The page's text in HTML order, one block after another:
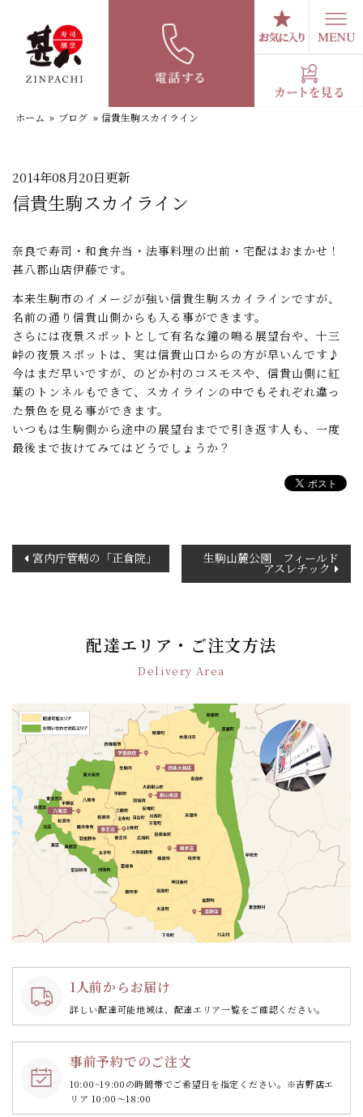
スタッフブログ
ホーム » ブログ » 信貴生駒スカイライン
2014年08月20日更新
信貴生駒スカイライン
奈良で寿司・和食弁当・法事料理の出前・宅配はおまかせ！
甚八郡山店伊藤です。
本来生駒市のイメージが強い信貴生駒スカイラインですが、
名前の通り信貴山側からも入る事ができます。
さらには夜景スポットとして有名な鐘の鳴る展望台や、十三
峠の夜景スポットは、実は信貴山口からの方が早いんです♪
今はまだ早いですが、のどか村のコスモスや、信貴山側に紅
葉のトンネルもできて、スカイラインの中でもそれぞれ違っ
た景色を見る事ができます。
いつもは生駒側から途中の展望台までで引き返す人も、一度
最後まで抜けてみてはどうでしょうか？
稿
ン
宮内庁管轄の「正倉院」 生駒山麓公園 フィールド
アスレチック
配達エリア・ご注文方法
Delivery Area
1人前からお届け
詳しい配達可能地域は、配達エリア一覧をご確認ください。
事前予約でのご注文
10:00~19:00の時間帯でご希望日を指定ください。 ※吉野店エ
リア 10:00～18:00